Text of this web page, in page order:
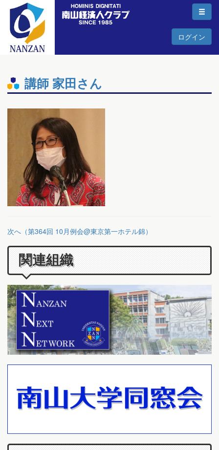
ログイン
講師 家田さん
次へ（第364回 10月例会@東京第一ホテル錦）
関連組織